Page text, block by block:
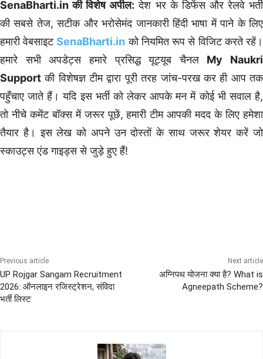
SenaBharti.in की विशेष अपील: देश भर के डिफेंस और रेलवे भर्ती
की सबसे तेज, सटीक और भरोसेमंद जानकारी हिंदी भाषा में पाने के लिए
हमारी वेबसाइटSenaBharti.in को नियमित रूप से विजिट करते रहें।
हमारे सभी अपडेट्स हमारे प्रसिद्ध यूट्यूब चैनल My Naukri
Support की विशेषज्ञ टीम द्वारा पूरी तरह जांच-परख कर ही आप तक
पहुँचाए जाते हैं। यदि इस भर्ती को लेकर आपके मन में कोई भी सवाल है,
तो नीचे कमेंट बॉक्स में जरूर पूछें, हमारी टीम आपकी मदद के लिए हमेशा
तैयार है। इस लेख को अपने उन दोस्तों के साथ जरूर शेयर करें जो
स्काउट्स एंड गाइड्स से जुड़े हुए हैं!
Previous article
UP Rojgar Sangam Recruitment
2026: ऑनलाइन रजिस्ट्रेशन, संविदा
भर्ती लिस्ट
Next article
अग्निपथ योजना क्या है? What is
Agneepath Scheme?